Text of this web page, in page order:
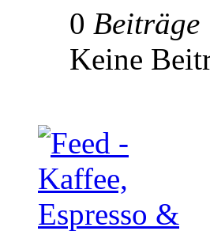
0 Beiträge
Keine